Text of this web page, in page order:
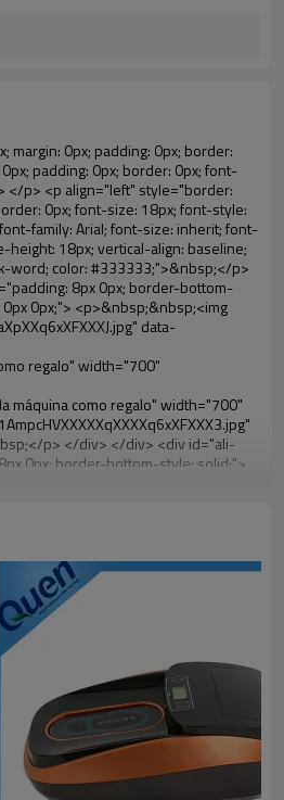
#f5f5f5;" ori-width="785" ori-height="559"></noscript> </p> <p><img src="http://i03.i.aliimg.com/simg/single/icon/placeholder_100x100.png" data-src="http://g04.s.alicdn.com/kf/HTB1t2oxIXXXXXXOXpXXq6xXFXXXF/200852200/HTB1t2oxIXXXXXXOXpXXq6xXFXXXF.jpg" data-alt="Automático de la cubierta del zapato de la máquina como regalo" width="700" style="background-color: #f5f5f5;" ori-width="800" ori-height="654" /> <noscript><img src="http://g04.s.alicdn.com/kf/HTB1t2oxIXXXXXXOXpXXq6xXFXXXF/200852200/HTB1t2oxIXXXXXXOXpXXq6xXFXXXF.jpg" alt="Automático de la cubierta del zapato de la máquina como regalo" width="700" style="background-color: #f5f5f5;" ori-width="800" ori-height="654"></noscript> </p> </div> </div> <div id="ali-anchor-AliPostDhMb-jfxjh" style="padding-top: 8px;" data-section="AliPostDhMb-jfxjh" data-section-title="Product Advantages"> <div id="ali-title-AliPostDhMb-jfxjh" style="padding: 8px 0px; border-bottom-style: solid;"> <span style="background-color: #ddd; color: #333; font-weight: bold; padding: 8px 10px; line-height: 12px;"> Ventajas del producto </span> </div> <div style="padding: 10px 0px;"> <p>&nbsp;</p> <table class="aliDataTable" style="width: 600px; height: 436px;"><tbody> <tr style="height: 34.35pt;" align="left"><td style="width: 598pt;" colspan="2" valign="center"><p> <span style="line-height: normal; font-weight: bold; font-size: 12pt; font-family: Arial;"> Ventaja de Quen Shoe machine: </span> </p></td></tr> <tr style="height: 53.95pt;" align="left"> <td style="width: